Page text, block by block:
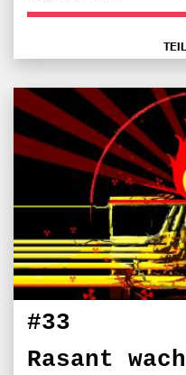
schließen
#33
Rasant